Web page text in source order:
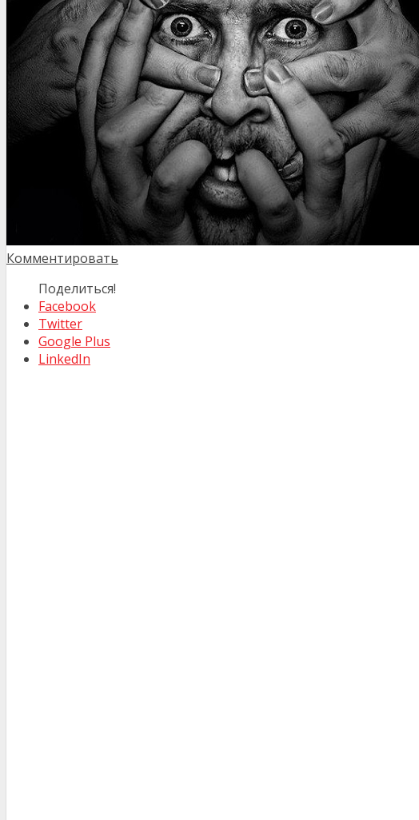
Комментировать
Поделиться!
Facebook
Twitter
Google Plus
LinkedIn